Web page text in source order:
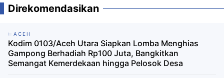
Direkomendasikan
ACEH
Kodim 0103/Aceh Utara Siapkan Lomba Menghias
Gampong Berhadiah Rp100 Juta, Bangkitkan
Semangat Kemerdekaan hingga Pelosok Desa